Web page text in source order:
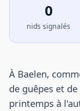
0
nids signalés
À Baelen,
de guêpes et
printemps à